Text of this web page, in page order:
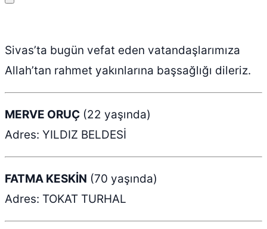
kopyala
Sivas’ta bugün vefat eden vatandaşlarımıza
Allah’tan rahmet yakınlarına başsağlığı dileriz.
MERVE ORUÇ (22 yaşında)
Adres: YILDIZ BELDESİ
FATMA KESKİN (70 yaşında)
Adres: TOKAT TURHAL